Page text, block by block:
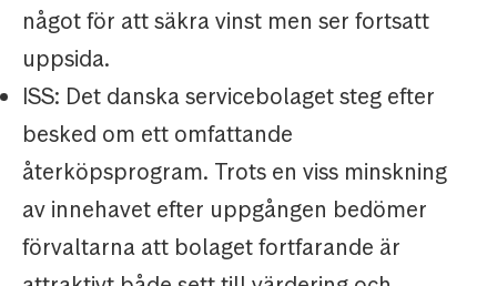
något för att säkra vinst men ser fortsatt
uppsida.
ISS: Det danska servicebolaget steg efter
besked om ett omfattande
återköpsprogram. Trots en viss minskning
av innehavet efter uppgången bedömer
förvaltarna att bolaget fortfarande är